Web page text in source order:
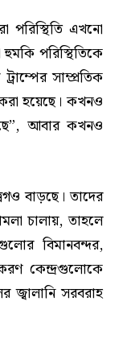
পরিস্থিতি এখনো
হুমকি পরিস্থিতিকে
সাম্প্রতিক
হয়েছে। কখনও
আবার কখনও
বাড়ছে। তাদের
চালায়, তাহলে
বিমানবন্দর,
কেন্দ্রগুলোকে
সরবরাহ